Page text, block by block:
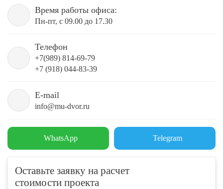
Время работы офиса:
Пн-пт, с 09.00 до 17.30
Телефон
+7(989) 814-69-79
+7 (918) 044-83-39
E-mail
info@mu-dvor.ru
WhatsApp Telegram
Оставьте заявку на расчет
стоимости проекта